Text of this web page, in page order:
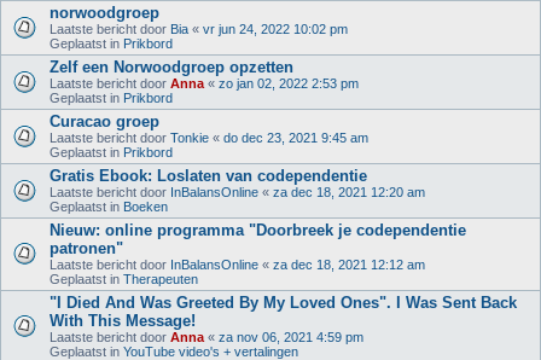
norwoodgroep
Laatste bericht door Bia « vr jun 24, 2022 10:02 pm
Geplaatst in Prikbord
Zelf een Norwoodgroep opzetten
Laatste bericht door Anna « zo jan 02, 2022 2:53 pm
Geplaatst in Prikbord
Curacao groep
Laatste bericht door Tonkie « do dec 23, 2021 9:45 am
Geplaatst in Prikbord
Gratis Ebook: Loslaten van codependentie
Laatste bericht door InBalansOnline « za dec 18, 2021 12:20 am
Geplaatst in Boeken
Nieuw: online programma "Doorbreek je codependentie
patronen"
Laatste bericht door InBalansOnline « za dec 18, 2021 12:12 am
Geplaatst in Therapeuten
"I Died And Was Greeted By My Loved Ones". I Was Sent Back
With This Message!
Laatste bericht door Anna « za nov 06, 2021 4:59 pm
Geplaatst in YouTube video's + vertalingen